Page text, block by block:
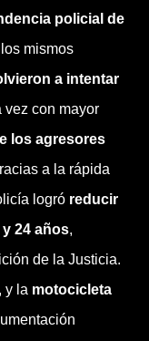
policial de
mismos
a intentar
vez con mayor
los agresores
a la rápida
logró reducir
y 24 años,
de la Justicia.
y la motocicleta